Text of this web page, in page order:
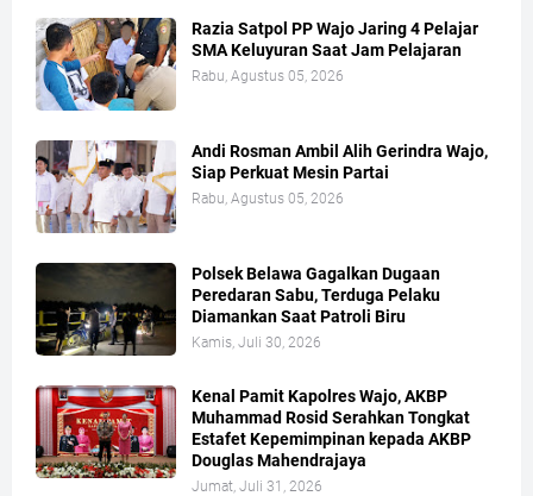
Razia Satpol PP Wajo Jaring 4 Pelajar
SMA Keluyuran Saat Jam Pelajaran
Rabu, Agustus 05, 2026
Andi Rosman Ambil Alih Gerindra Wajo,
Siap Perkuat Mesin Partai
Rabu, Agustus 05, 2026
Polsek Belawa Gagalkan Dugaan
Peredaran Sabu, Terduga Pelaku
Diamankan Saat Patroli Biru
Kamis, Juli 30, 2026
Kenal Pamit Kapolres Wajo, AKBP
Muhammad Rosid Serahkan Tongkat
Estafet Kepemimpinan kepada AKBP
Douglas Mahendrajaya
Jumat, Juli 31, 2026